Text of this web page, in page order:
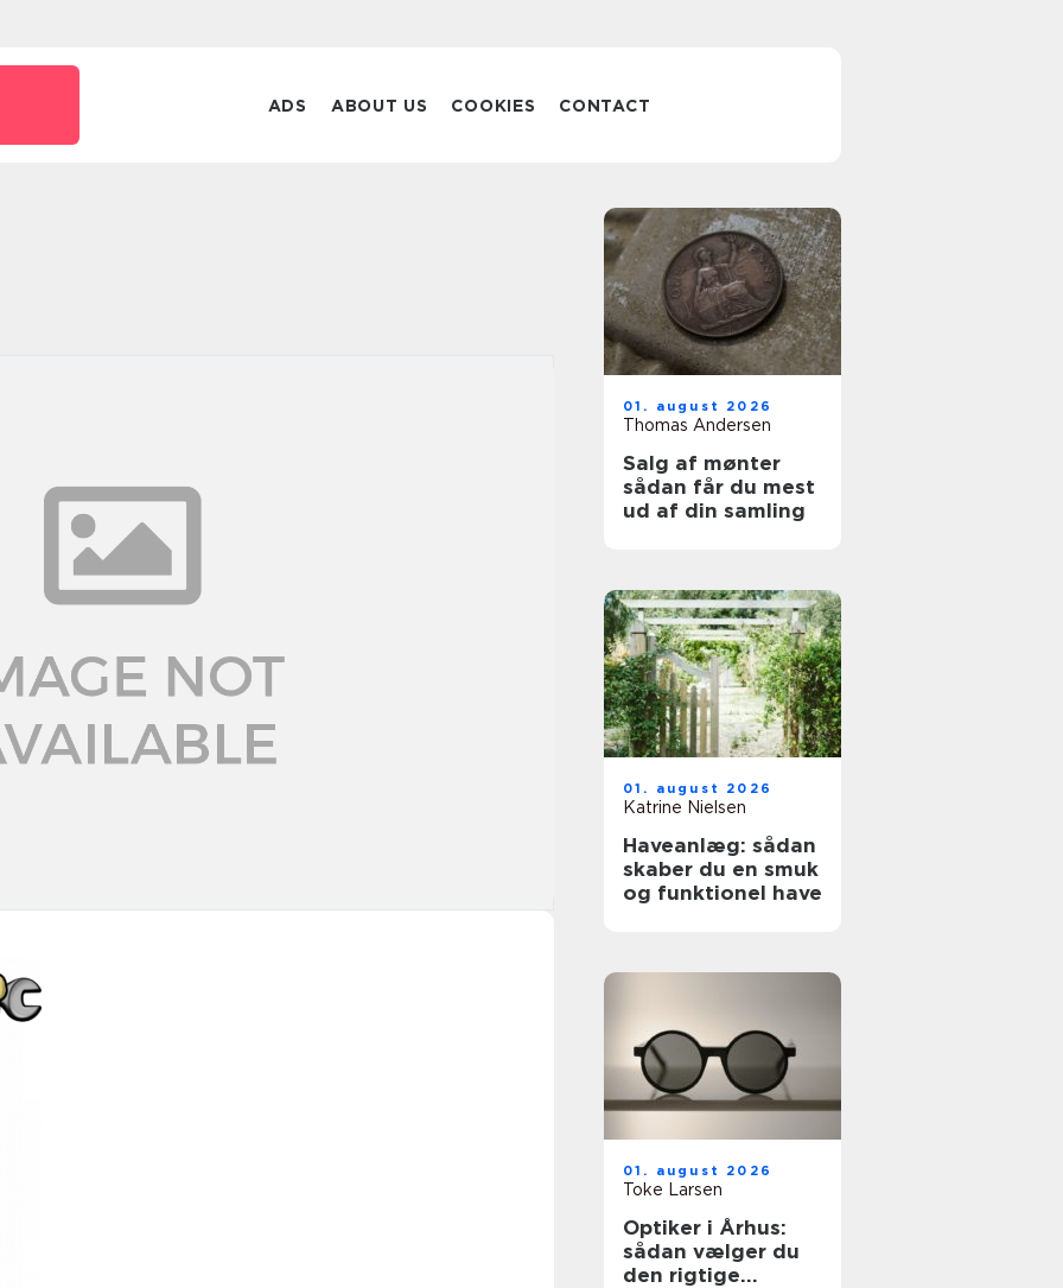
ADS ABOUT US COOKIES CONTACT
01. august 2026
Thomas Andersen
Salg af mønter
sådan får du mest
ud af din samling
01. august 2026
Katrine Nielsen
Haveanlæg: sådan
skaber du en smuk
og funktionel have
01. august 2026
Toke Larsen
Optiker i Århus:
sådan vælger du
den rigtige